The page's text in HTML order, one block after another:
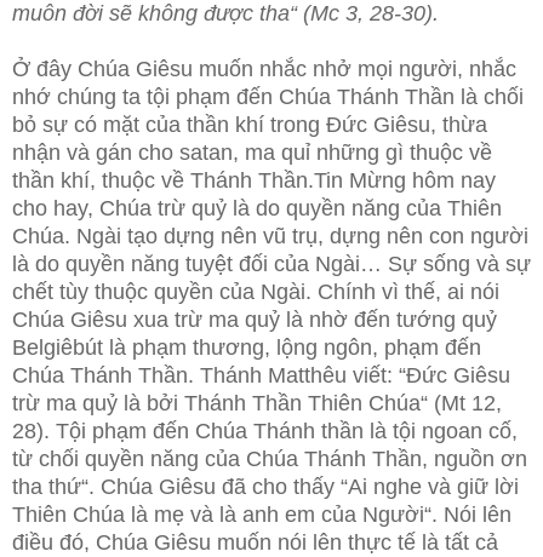
muôn đời sẽ không được tha“ (Mc 3, 28-30).
Ở đây Chúa Giêsu muốn nhắc nhở mọi người, nhắc
nhớ chúng ta tội phạm đến Chúa Thánh Thần là chối
bỏ sự có mặt của thần khí trong Đức Giêsu, thừa
nhận và gán cho satan, ma quỉ những gì thuộc về
thần khí, thuộc về Thánh Thần.Tin Mừng hôm nay
cho hay, Chúa trừ quỷ là do quyền năng của Thiên
Chúa. Ngài tạo dựng nên vũ trụ, dựng nên con người
là do quyền năng tuyệt đối của Ngài… Sự sống và sự
chết tùy thuộc quyền của Ngài. Chính vì thế, ai nói
Chúa Giêsu xua trừ ma quỷ là nhờ đến tướng quỷ
Belgiêbút là phạm thương, lộng ngôn, phạm đến
Chúa Thánh Thần. Thánh Matthêu viết: “Đức Giêsu
trừ ma quỷ là bởi Thánh Thần Thiên Chúa“ (Mt 12,
28). Tội phạm đến Chúa Thánh thần là tội ngoan cố,
từ chối quyền năng của Chúa Thánh Thần, nguồn ơn
tha thứ“. Chúa Giêsu đã cho thấy “Ai nghe và giữ lời
Thiên Chúa là mẹ và là anh em của Người“. Nói lên
điều đó, Chúa Giêsu muốn nói lên thực tế là tất cả